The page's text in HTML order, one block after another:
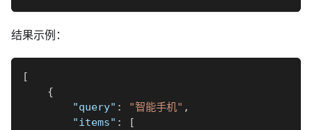
结果示例：
[
{
"query" : "智能手机" ,
"items" :
[